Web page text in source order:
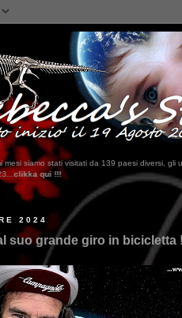
mesi siamo stati visitati da 139 paesi diversi,
2024
suo grande giro in bicicletta